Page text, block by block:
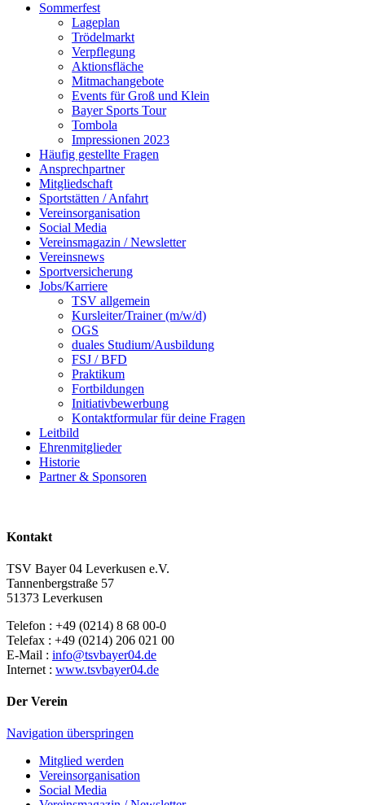
Sommerfest
Lageplan
Trödelmarkt
Verpflegung
Aktionsfläche
Mitmachangebote
Events für Groß und Klein
Bayer Sports Tour
Tombola
Impressionen 2023
Häufig gestellte Fragen
Ansprechpartner
Mitgliedschaft
Sportstätten / Anfahrt
Vereinsorganisation
Social Media
Vereinsmagazin / Newsletter
Vereinsnews
Sportversicherung
Jobs/Karriere
TSV allgemein
Kursleiter/Trainer (m/w/d)
OGS
duales Studium/Ausbildung
FSJ / BFD
Praktikum
Fortbildungen
Initiativbewerbung
Kontaktformular für deine Fragen
Leitbild
Ehrenmitglieder
Historie
Partner & Sponsoren
Kontakt
TSV Bayer 04 Leverkusen e.V.
Tannenbergstraße 57
51373 Leverkusen
Telefon : +49 (0214) 8 68 00-0
Telefax : +49 (0214) 206 021 00
E-Mail : info@tsvbayer04.de
Internet : www.tsvbayer04.de
Der Verein
Navigation überspringen
Mitglied werden
Vereinsorganisation
Social Media